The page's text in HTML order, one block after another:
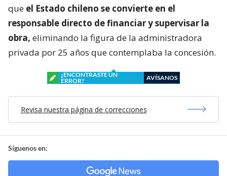
que el Estado chileno se convierte en el
responsable directo de financiar y supervisar la
obra, eliminando la figura de la administradora
privada por 25 años que contemplaba la concesión.
¿ENCONTRASTE UN
ERROR?
AVÍSANOS
Revisa nuestra página de correcciones
Síguenos en: